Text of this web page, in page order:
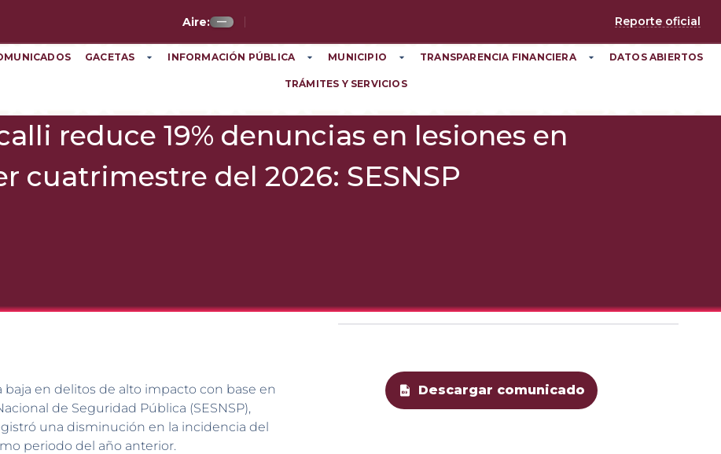
Aire: — Reporte oficial
GACETAS INFORMACIÓN PÚBLICA MUNICIPIO TRANSPARENCIA FINANCIERA DATOS ABIERTOS
TRÁMITES Y SERVICIOS
reduce 19% denuncias en lesiones en
cuatrimestre del 2026: SESNSP
en delitos de alto impacto con base en
de Seguridad Pública (SESNSP),
una disminución en la incidencia del
periodo del año anterior.
Descargar comunicado